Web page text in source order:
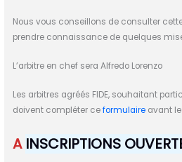
Nous vous conseillons de consulter
prendre connaissance de quelques
L’arbitre en chef sera Alfredo Lorenzo
Les arbitres agréés FIDE, souhaitant
doivent compléter ceformulaire avant le
A INSCRIPTIONS